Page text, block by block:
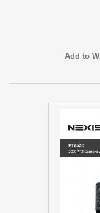
Add to